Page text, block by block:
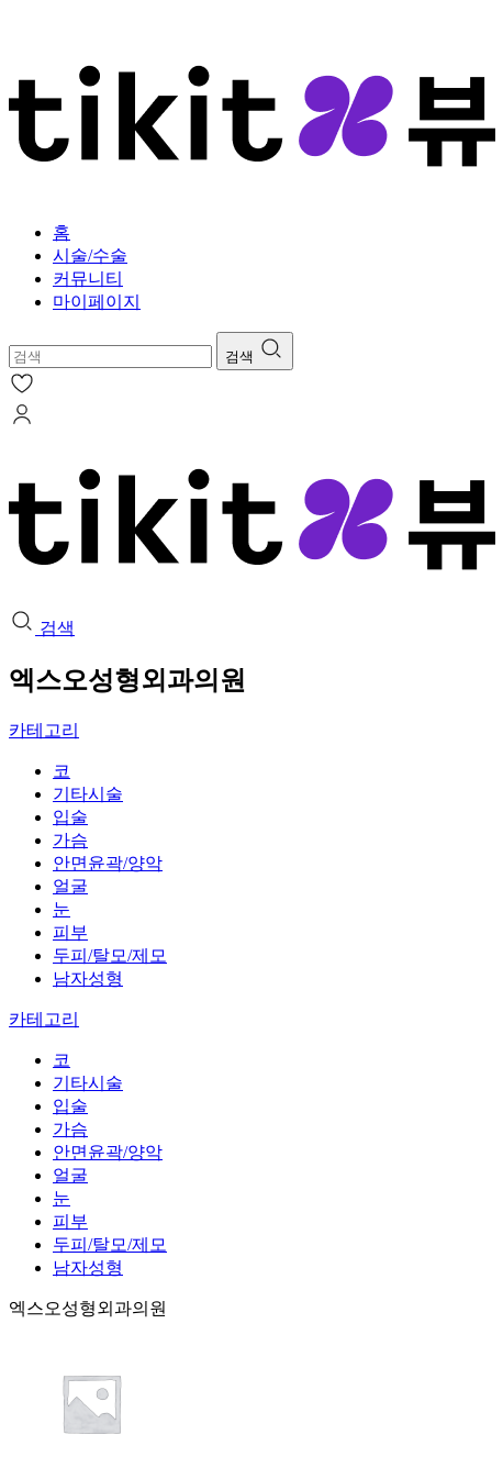
홈
시술/수술
커뮤니티
마이페이지
검색
검색
엑스오성형외과의원
카테고리
코
기타시술
입술
가슴
안면윤곽/양악
얼굴
눈
피부
두피/탈모/제모
남자성형
카테고리
코
기타시술
입술
가슴
안면윤곽/양악
얼굴
눈
피부
두피/탈모/제모
남자성형
엑스오성형외과의원